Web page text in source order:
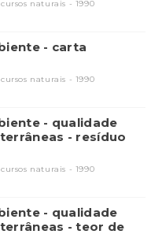
naturais - 1990
- carta
naturais - 1990
- qualidade
- resíduo
naturais - 1990
- qualidade
- teor de